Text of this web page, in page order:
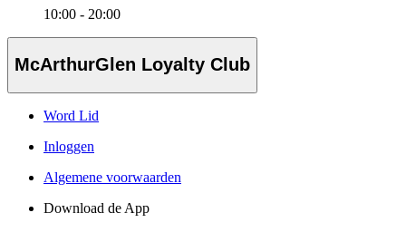
10:00 - 20:00
McArthurGlen Loyalty Club
Word Lid
Inloggen
Algemene voorwaarden
Download de App